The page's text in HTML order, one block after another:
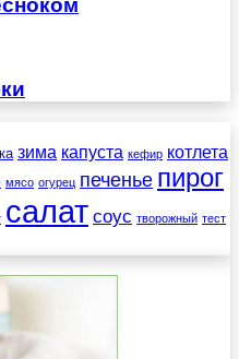
зима капуста кефир котлета
мясо огурец печенье пирог
салат соус творожный тест